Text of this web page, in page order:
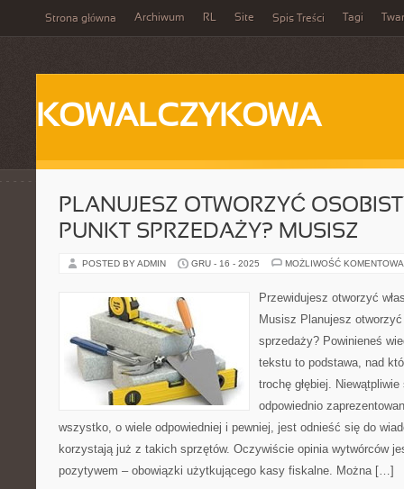
Strona główna Archiwum RL Site Spis Treści Tagi
KOWALCZYKOWA
PLANUJESZ OTWORZYĆ
PUNKT SPRZEDAŻY? MUSISZ
POSTED BY ADMIN GRU - 16 - 2025 MOŻLIWOŚĆ
Przewidujesz otworzyć
Musisz Planujesz otworzyć
sprzedaży? Powinieneś
tekstu to podstawa, nad
trochę głębiej.
odpowiednio
wszystko, o wiele odpowiedniej i pewniej, jest odnieść się do
korzystają już z takich sprzętów. Oczywiście opinia wytwórców
pozytywem – obowiązki użytkującego kasy fiskalne. Można […]